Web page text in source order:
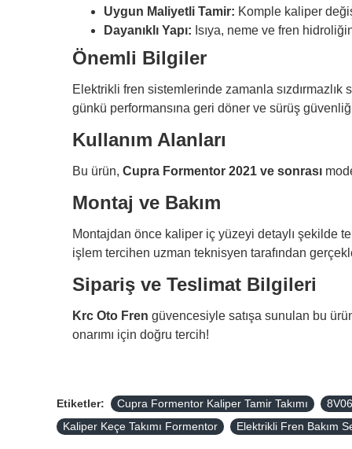
Uygun Maliyetli Tamir: Komple kaliper
Dayanıklı Yapı: Isıya, neme ve fren
Önemli Bilgiler
Elektrikli fren sistemlerinde zamanla
günkü performansına geri döner ve sürüş
Kullanım Alanları
Bu ürün, Cupra Formentor 2021 ve sonrası
Montaj ve Bakım
Montajdan önce kaliper iç yüzeyi detaylı şekilde
işlem tercihen uzman teknisyen tarafından
Sipariş ve Teslimat Bilgileri
Krc Oto Fren güvencesiyle satışa sunulan bu
onarımı için doğru tercih!
Etiketler: Cupra Formentor Kaliper Tamir Takımı
Kaliper Keçe Takımı Formentor
Elektrikli Fren Bakım